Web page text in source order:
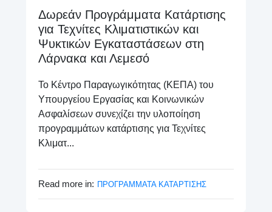
Δωρεάν Προγράμματα Κατάρτισης
για Τεχνίτες Κλιματιστικών και
Ψυκτικών Εγκαταστάσεων στη
Λάρνακα και Λεμεσό
Το Κέντρο Παραγωγικότητας (ΚΕΠΑ) του
Υπουργείου Εργασίας και Κοινωνικών
Ασφαλίσεων συνεχίζει την υλοποίηση
προγραμμάτων κατάρτισης για Τεχνίτες
Κλιματ...
Read more in: ΠΡΟΓΡΑΜΜΑΤΑ ΚΑΤΑΡΤΙΣΗΣ